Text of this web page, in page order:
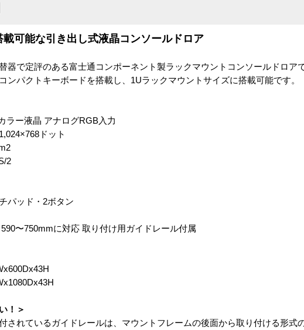
載可能な引き出し式液晶コンソールドロア
器で定評のある富士通コンポーネント製ラックマウントコンソールドロア
ンパクトキーボードを搭載し、1Uラックマウントサイズに搭載可能です。
ラー液晶 アナログRGB入力
ドット
2
2
パッド・2ボタン
590〜750mmに対応 取り付け用ガイドレール付属
！＞
されているガイドレールは、マウントフレームの後面から取り付ける形式